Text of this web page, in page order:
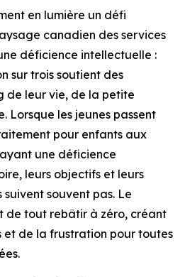
en lumière un défi
canadien des services
déficience intellectuelle :
sur trois soutient des
de leur vie, de la petite
Lorsque les jeunes passent
pour enfants aux
une déficience
leurs objectifs et leurs
suivent souvent pas. Le
de tout rebâtir à zéro, créant
et de la frustration pour toutes